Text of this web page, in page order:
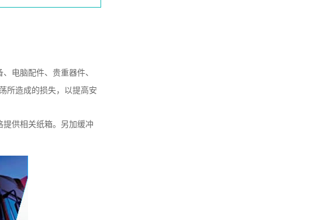
电脑配件、贵重器件、
所造成的损失，以提高安
供相关纸箱。另加缓冲